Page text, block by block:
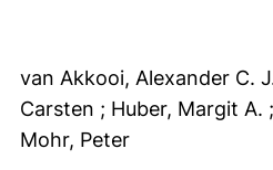
van Akkooi, Alexander C.
Carsten ; Huber, Margit A.
Mohr, Peter